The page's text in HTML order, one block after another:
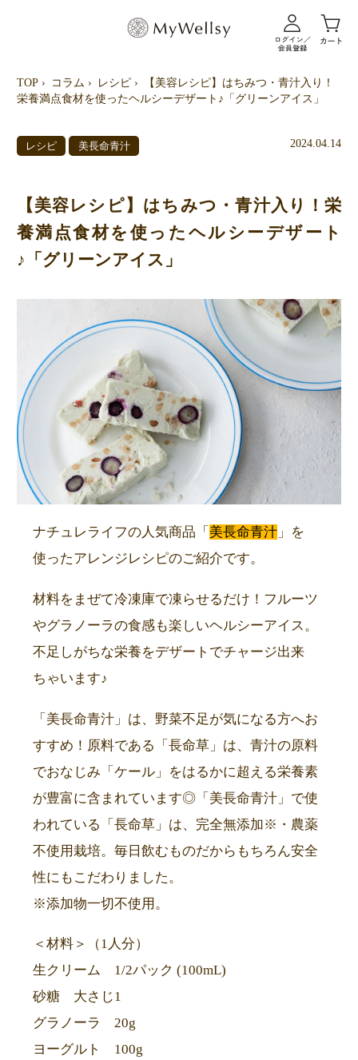
TOP コラム レシピ
【美容レシピ】はちみつ・青汁入り！
栄養満点食材を使ったヘルシーデザート♪「グリーンアイス」
レシピ 美長命青汁 2024.04.14
【美容レシピ】はちみつ・青汁入り！栄
養満点食材を使ったヘルシーデザート
♪「グリーンアイス」
ナチュレライフの人気商品「 美長命青汁」を
使ったアレンジレシピのご紹介です。
材料をまぜて冷凍庫で凍らせるだけ！フルーツ
やグラノーラの食感も楽しいヘルシーアイス。
不足しがちな栄養をデザートでチャージ出来
ちゃいます♪
「美長命青汁」は、野菜不足が気になる方へお
すすめ！原料である「長命草」は、青汁の原料
でおなじみ「ケール」をはるかに超える栄養素
が豊富に含まれています◎「美長命青汁」で使
われている「長命草」は、完全無添加※・農薬
不使用栽培。毎日飲むものだからもちろん安全
性にもこだわりました。
※添加物一切不使用。
＜材料＞（1人分）
生クリーム 1/2パック (100mL)
砂糖 大さじ1
グラノーラ 20g
ヨーグルト 100g